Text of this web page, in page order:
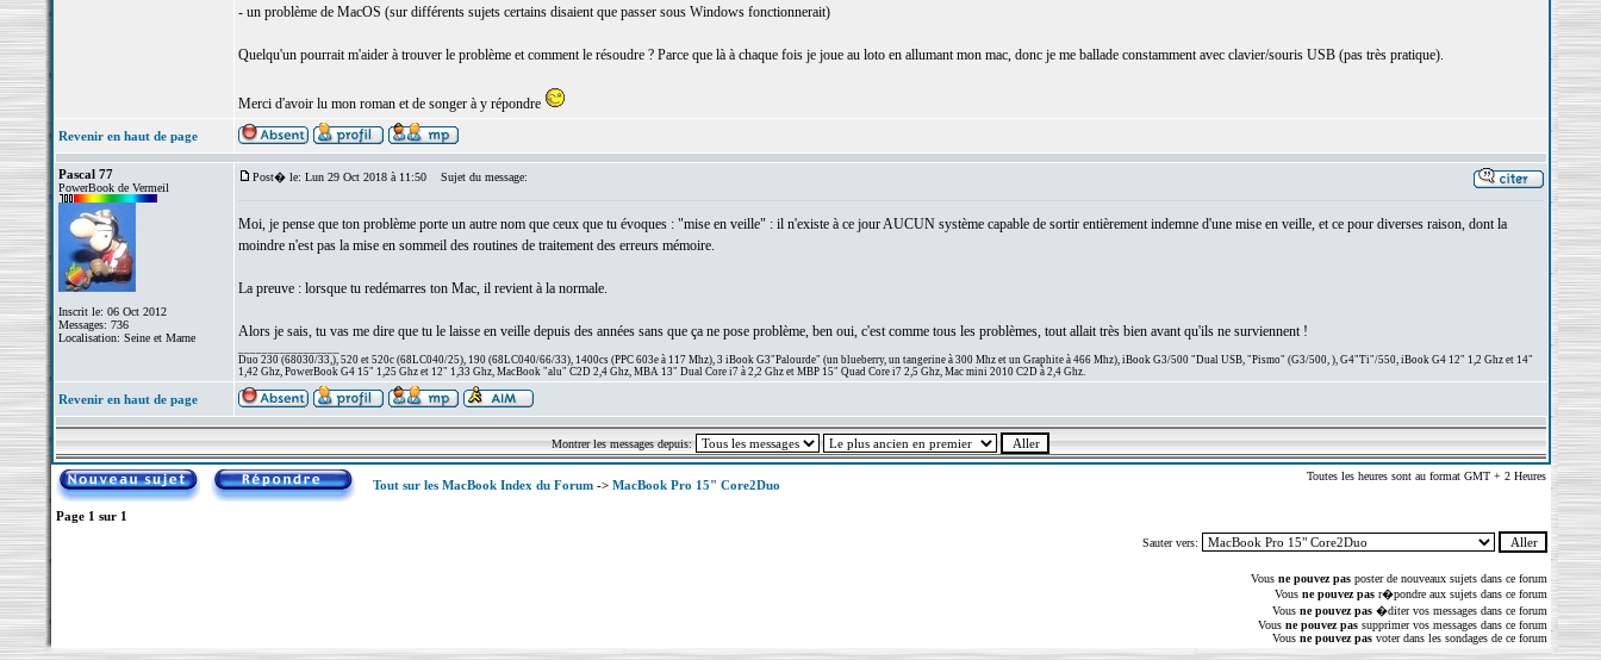
- un problème de MacOS (sur différents sujets certains disaient que passer sous Windows fonctionnerait)
Quelqu'un pourrait m'aider à trouver le problème et comment le résoudre ? Parce que là à chaque fois je joue au loto en allumant mon mac, donc je me ballade constamment avec clavier/souris USB (pas très pratique).
Merci d'avoir lu mon roman et de songer à y répondre
Revenir en haut de page
Pascal 77
PowerBook de Vermeil
Inscrit le: 06 Oct 2012
Messages: 736
Localisation: Seine et Marne
Post� le: Lun 29 Oct 2018 à 11:50 Sujet du message:
Moi, je pense que ton problème porte un autre nom que ceux que tu évoques : "mise en veille" : il n'existe à ce jour AUCUN système capable de sortir entièrement indemne d'une mise en veille, et ce pour diverses raison, dont la
moindre n'est pas la mise en sommeil des routines de traitement des erreurs mémoire.
La preuve : lorsque tu redémarres ton Mac, il revient à la normale.
Alors je sais, tu vas me dire que tu le laisse en veille depuis des années sans que ça ne pose problème, ben oui, c'est comme tous les problèmes, tout allait très bien avant qu'ils ne surviennent !
Duo 230 (68030/33,), 520 et 520c (68LC040/25), 190 (68LC040/66/33), 1400cs (PPC 603e à 117 Mhz), 3 iBook G3"Palourde" (un blueberry, un tangerine à 300 Mhz et un Graphite à 466 Mhz), iBook G3/500 "Dual USB, "Pismo" (G3/500, ), G4"Ti"/550, iBook G4 12" 1,2 Ghz et 14"
1,42 Ghz, PowerBook G4 15" 1,25 Ghz et 12" 1,33 Ghz, MacBook "alu" C2D 2,4 Ghz, MBA 13" Dual Core i7 à 2,2 Ghz et MBP 15" Quad Core i7 2,5 Ghz, Mac mini 2010 C2D à 2,4 Ghz.
Revenir en haut de page
Montrer les messages depuis:
Tout sur les MacBook Index du Forum-> MacBook Pro 15" Core2Duo
Toutes les heures sont au format GMT + 2 Heures
Page 1 sur 1
Sauter vers:
Vous ne pouvez pasposter de nouveaux sujets dans ce forum
Vous ne pouvez pasr�pondre aux sujets dans ce forum
Vous ne pouvez pas�diter vos messages dans ce forum
Vous ne pouvez passupprimer vos messages dans ce forum
Vous ne pouvez pasvoter dans les sondages de ce forum